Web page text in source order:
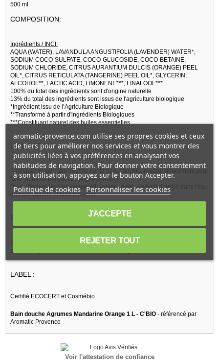
500 ml
COMPOSITION:
Ingrédients / INCI:
AQUA (WATER), LAVANDULA ANGUSTIFOLIA (LAVENDER) WATER*,
SODIUM COCO-SULFATE, COCO-GLUCOSIDE, COCO-BETAINE,
SODIUM CHLORIDE, CITRUS AURANTIUM DULCIS (ORANGE) PEEL
OIL*, CITRUS RETICULATA (TANGERINE) PEEL OIL*, GLYCERIN,
ALCOHOL**, LACTIC ACID, LIMONENE***, LINALOOL***.
100% du total des ingrédients sont d'origine naturelle
13% du total des ingrédients sont issus de l'agriculture biologique
*Ingrédient issu de l’Agriculture Biologique
**Transformé à partir d'ingrédients Biologiques
***Constituant naturel des huiles essentielles
UTILISATION :
Appliquer ce gel bain douche sur la peau mouillé, masser doucement pour
faire mousser puis rincer soigneusement.
Pour effectuer un bain moussant, verser un peu de bain douche dans l'eau
du bain chaude et faire mousser.
PRÉCAUTIONS D'EMPLOI:
Ce produit peut être utilisé pendant 12 mois après ouverture du flacon
selon la règle cosmétique européenne en vigueur.
LABEL :
Certifié ECOCERT et Cosmébio
Bain douche Agrumes Mandarine Orange 1 L - C'BIO - référencé par
Aromatic Provence
Voir l'attestation de confiance
aromatic-provence.com utilise ses propres cookies et ceux
de tiers pour améliorer nos services et vous montrer des
publicités liées à vos préférences en analysant vos
habitudes de navigation. Pour donner votre consentement
à son utilisation, appuyez sur le bouton Accepter.
Politique de cookies Personnaliser les cookies
REJETER TOUT
J'ACCEPTE